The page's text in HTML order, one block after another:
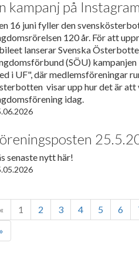
kampanj på Instagram
16 juni fyller den
120 år. För att
lanserar Svenska
(SÖU)
i UF", där medlemsföreningar
visar upp hur det är att
idag.
senaste nytt här!
« 1 2 3 4 5 6
»